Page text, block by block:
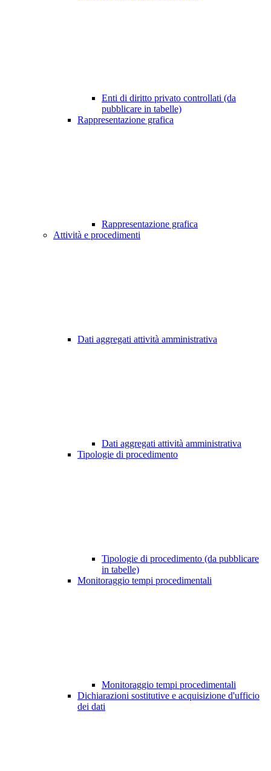
Enti di diritto privato controllati (da
pubblicare in tabelle)
Rappresentazione grafica
Rappresentazione grafica
Attività e procedimenti
Dati aggregati attività amministrativa
Dati aggregati attività amministrativa
Tipologie di procedimento
Tipologie di procedimento (da pubblicare
in tabelle)
Monitoraggio tempi procedimentali
Monitoraggio tempi procedimentali
Dichiarazioni sostitutive e acquisizione d'ufficio
dei dati